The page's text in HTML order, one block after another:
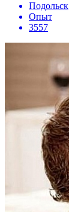
Подольск
Опыт
3557